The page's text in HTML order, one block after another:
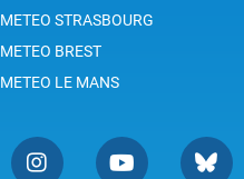
METEO STRASBOURG
METEO BREST
METEO LE MANS